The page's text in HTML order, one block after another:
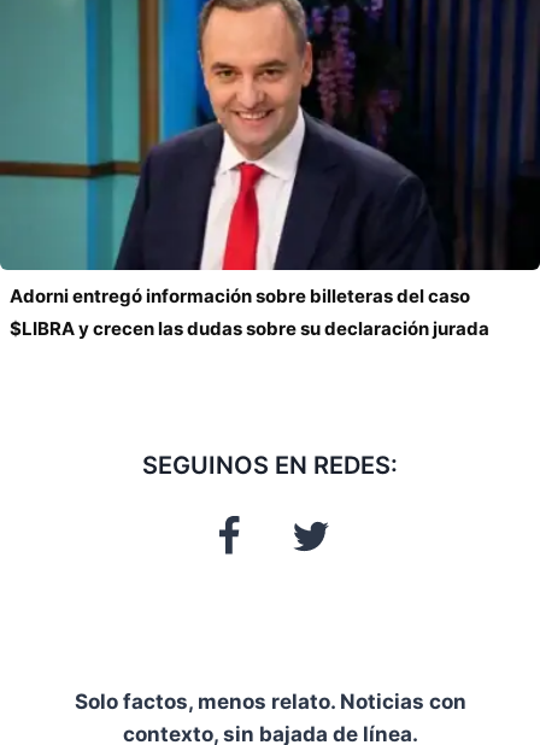
Adorni entregó información sobre billeteras del caso
$LIBRA y crecen las dudas sobre su declaración jurada
SEGUINOS EN REDES:
Solo factos, menos relato. Noticias con
contexto, sin bajada de línea.